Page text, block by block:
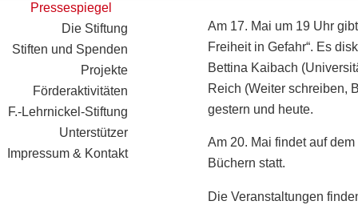
Pressespiegel
Die Stiftung
Stiften und Spenden
Projekte
Förderaktivitäten
F.-Lehrnickel-Stiftung
Unterstützer
Impressum & Kontakt
Am 17. Mai um 19 Uhr
Freiheit in Gefahr“. Es
Bettina Kaibach
Reich (Weiter schreiben,
gestern und heute.
Am 20. Mai findet auf
Büchern statt.
Die Veranstaltungen